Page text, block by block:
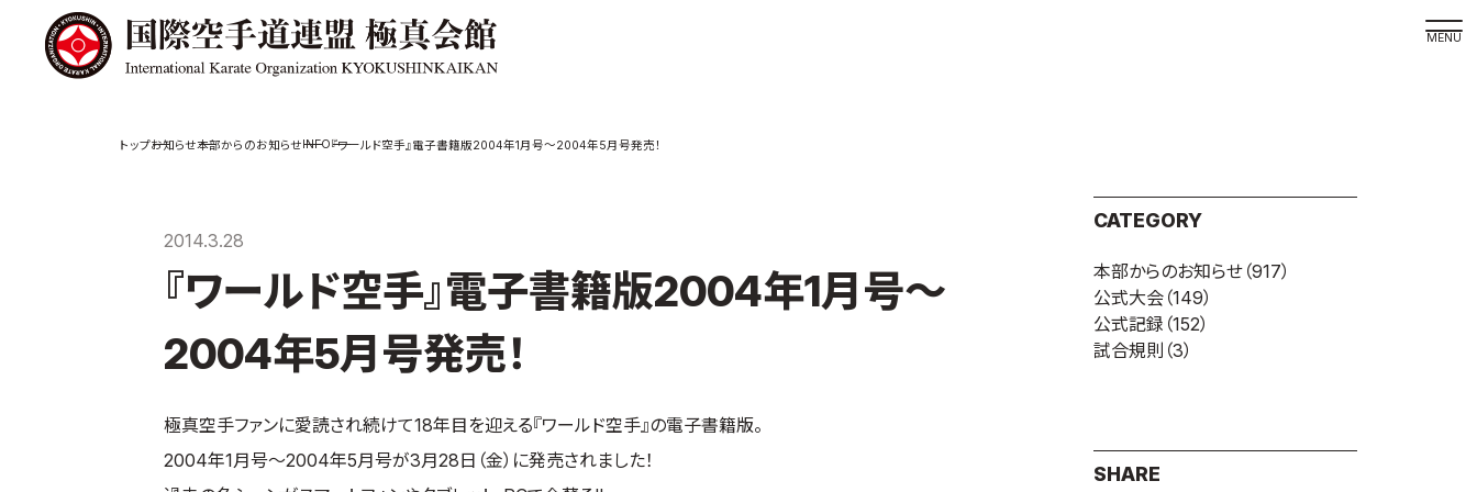
大山倍達総裁 紹
介
介
極真の歴史
国際空手道連盟に
ついて
公式記録
試合規則
の方へ
一般の部・壮年部
の方
会員制度
お知らせ本部からのお知らせINFO『ワールド空手』電子書籍版2004年1月号～2004年5月号発売！
2014.3.28
『ワールド空手』電子書籍版2004年1月号～
2004年5月号発売！
極真空手ファンに愛読され続けて18年目を迎える『ワールド空手』の電子書籍版。
2004年1月号～2004年5月号が3月28日（金）に発売されました！
CATEGORY
本部からのお知らせ （917）
公式大会 （149）
公式記録 （152）
試合規則 （3）
SHARE